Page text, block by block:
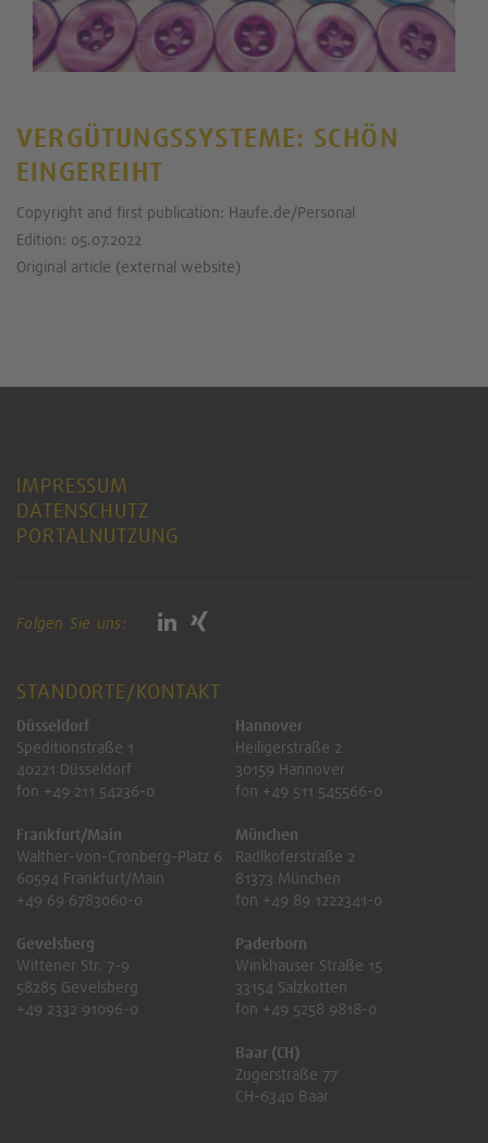
VERGÜTUNGSSYSTEME: SCHÖN
EINGEREIHT
Copyright and first publication: Haufe.de/Personal
Edition: 05.07.2022
Original article (external website)
IMPRESSUM
DATENSCHUTZ
PORTALNUTZUNG
Folgen Sie uns:
STANDORTE/KONTAKT
Düsseldorf
Speditionstraße 1
40221 Düsseldorf
fon +49 211 54236-0
Frankfurt/Main
Walther-von-Cronberg-Platz 6
60594 Frankfurt/Main
+49 69 6783060-0
Gevelsberg
Wittener Str. 7-9
58285 Gevelsberg
+49 2332 91096-0
Hannover
Heiligerstraße 2
30159 Hannover
fon +49 511 545566-0
München
Radlkoferstraße 2
81373 München
fon +49 89 1222341-0
Paderborn
Winkhauser Straße 15
33154 Salzkotten
fon +49 5258 9818-0
Baar (CH)
Zugerstraße 77
CH-6340 Baar